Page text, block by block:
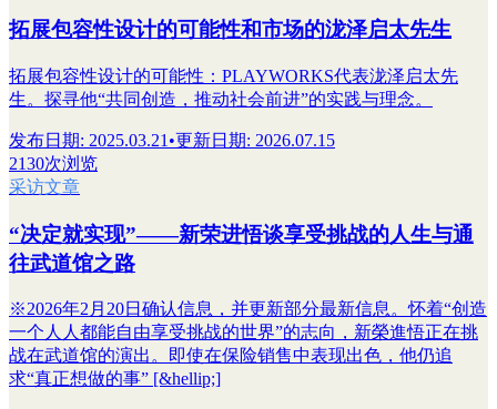
拓展包容性设计的可能性和市场的泷泽启太先生
拓展包容性设计的可能性：PLAYWORKS代表泷泽启太先
生。探寻他“共同创造，推动社会前进”的实践与理念。
发布日期: 2025.03.21 •更新日期: 2026.07.15
2130次浏览
采访文章
“决定就实现”——新荣进悟谈享受挑战的人生与通
往武道馆之路
※2026年2月20日确认信息，并更新部分最新信息。怀着“创造
一个人人都能自由享受挑战的世界”的志向，新榮進悟正在挑
战在武道馆的演出。即使在保险销售中表现出色，他仍追
求“真正想做的事” [&hellip;]